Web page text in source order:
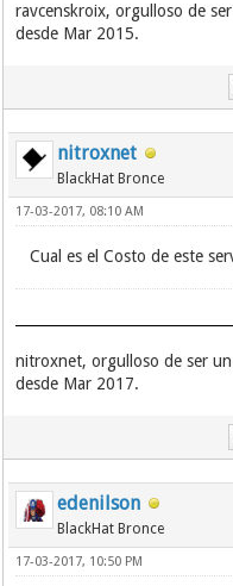
ravcenskroix, orgulloso de
desde Mar 2015.
nitroxnet
BlackHat Bronce
17-03-2017, 08:10 AM
Cual es el Costo de este
nitroxnet, orgulloso de ser
desde Mar 2017.
edenilson
BlackHat Bronce
17-03-2017, 10:50 PM